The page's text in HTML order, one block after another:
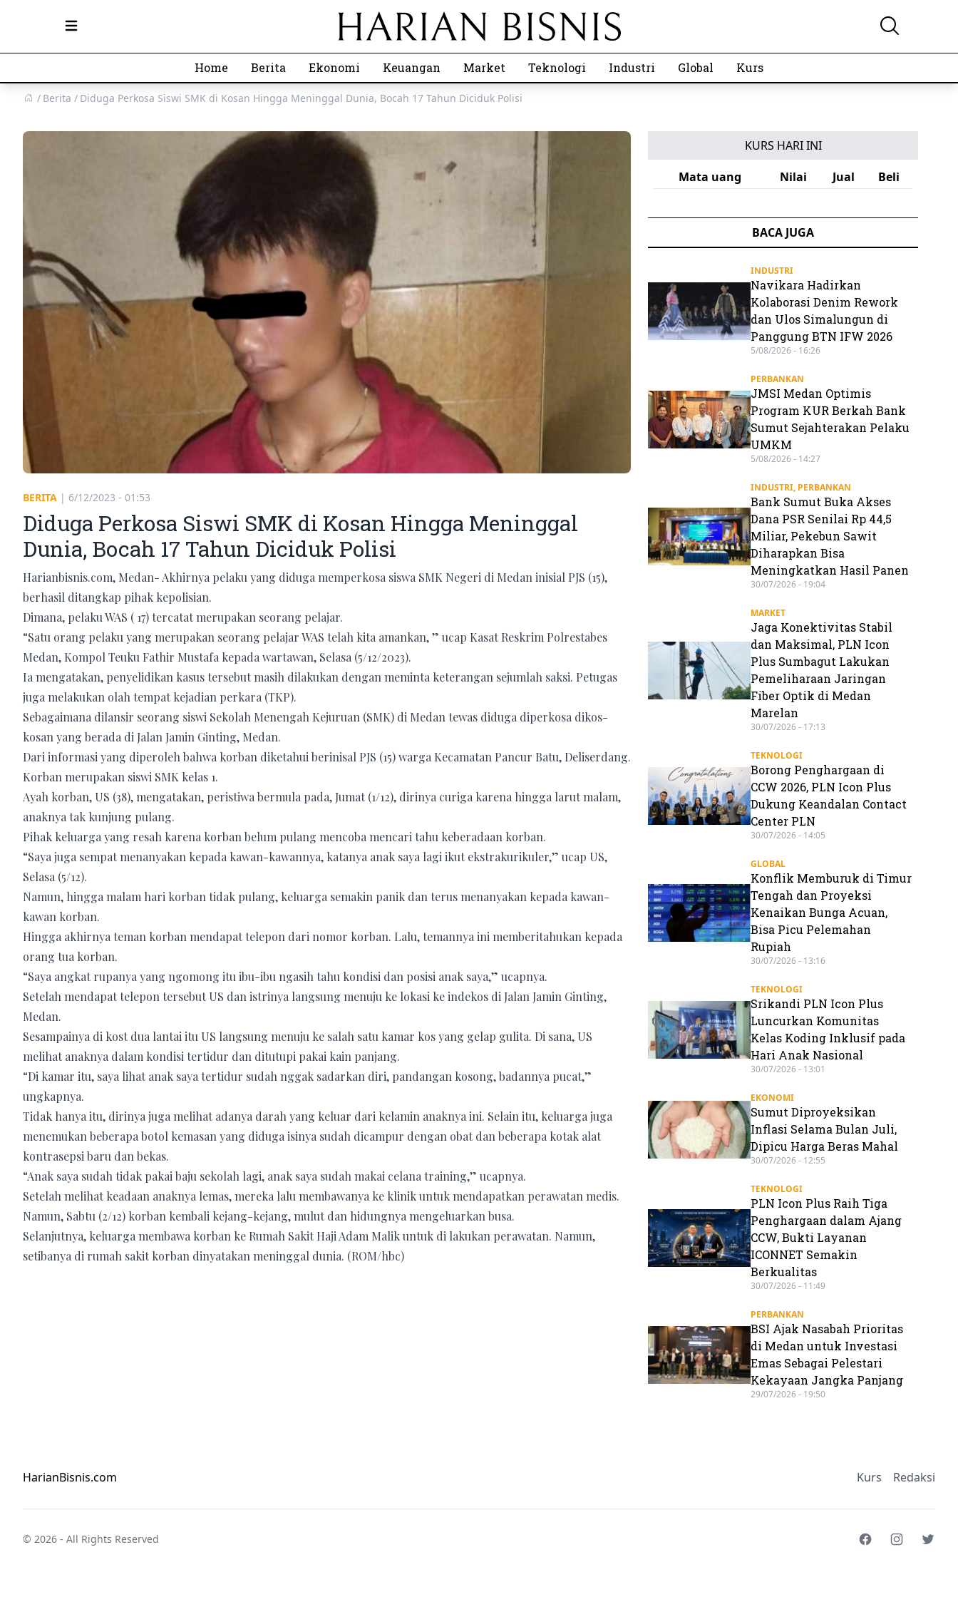
Open main menu
Home Berita Ekonomi Keuangan Market Teknologi Industri Global Kurs
Berita Diduga Perkosa Siswi SMK di Kosan Hingga Meninggal Dunia, Bocah 17 Tahun Diciduk Polisi
BERITA | 6/12/2023 - 01:53
Diduga Perkosa Siswi SMK di Kosan Hingga Meninggal
Dunia, Bocah 17 Tahun Diciduk Polisi
Harianbisnis.com, Medan- Akhirnya pelaku yang diduga memperkosa siswa SMK Negeri di Medan inisial PJS (15),
berhasil ditangkap pihak kepolisian.
Dimana, pelaku WAS ( 17) tercatat merupakan seorang pelajar.
“Satu orang pelaku yang merupakan seorang pelajar WAS telah kita amankan, ” ucap Kasat Reskrim Polrestabes
Medan, Kompol Teuku Fathir Mustafa kepada wartawan, Selasa (5/12/2023).
Ia mengatakan, penyelidikan kasus tersebut masih dilakukan dengan meminta keterangan sejumlah saksi. Petugas
juga melakukan olah tempat kejadian perkara (TKP).
Sebagaimana dilansir seorang siswi Sekolah Menengah Kejuruan (SMK) di Medan tewas diduga diperkosa dikos-
kosan yang berada di Jalan Jamin Ginting, Medan.
Dari informasi yang diperoleh bahwa korban diketahui berinisal PJS (15) warga Kecamatan Pancur Batu, Deliserdang.
Korban merupakan siswi SMK kelas 1.
Ayah korban, US (38), mengatakan, peristiwa bermula pada, Jumat (1/12), dirinya curiga karena hingga larut malam,
anaknya tak kunjung pulang.
Pihak keluarga yang resah karena korban belum pulang mencoba mencari tahu keberadaan korban.
“Saya juga sempat menanyakan kepada kawan-kawannya, katanya anak saya lagi ikut ekstrakurikuler,” ucap US,
Selasa (5/12).
Namun, hingga malam hari korban tidak pulang, keluarga semakin panik dan terus menanyakan kepada kawan-
kawan korban.
Hingga akhirnya teman korban mendapat telepon dari nomor korban. Lalu, temannya ini memberitahukan kepada
orang tua korban.
“Saya angkat rupanya yang ngomong itu ibu-ibu ngasih tahu kondisi dan posisi anak saya,” ucapnya.
Setelah mendapat telepon tersebut US dan istrinya langsung menuju ke lokasi ke indekos di Jalan Jamin Ginting,
Medan.
Sesampainya di kost dua lantai itu US langsung menuju ke salah satu kamar kos yang gelap gulita. Di sana, US
melihat anaknya dalam kondisi tertidur dan ditutupi pakai kain panjang.
“Di kamar itu, saya lihat anak saya tertidur sudah nggak sadarkan diri, pandangan kosong, badannya pucat,”
ungkapnya.
Tidak hanya itu, dirinya juga melihat adanya darah yang keluar dari kelamin anaknya ini. Selain itu, keluarga juga
menemukan beberapa botol kemasan yang diduga isinya sudah dicampur dengan obat dan beberapa kotak alat
kontrasepsi baru dan bekas.
“Anak saya sudah tidak pakai baju sekolah lagi, anak saya sudah makai celana training,” ucapnya.
Setelah melihat keadaan anaknya lemas, mereka lalu membawanya ke klinik untuk mendapatkan perawatan medis.
Namun, Sabtu (2/12) korban kembali kejang-kejang, mulut dan hidungnya mengeluarkan busa.
Selanjutnya, keluarga membawa korban ke Rumah Sakit Haji Adam Malik untuk di lakukan perawatan. Namun,
setibanya di rumah sakit korban dinyatakan meninggal dunia. (ROM/hbc)
KURS HARI INI
Mata uang
Nilai Jual Beli
BACA JUGA
INDUSTRI
Navikara Hadirkan
Kolaborasi Denim Rework
dan Ulos Simalungun di
Panggung BTN IFW 2026
5/08/2026 - 16:26
PERBANKAN
JMSI Medan Optimis
Program KUR Berkah Bank
Sumut Sejahterakan Pelaku
UMKM
5/08/2026 - 14:27
INDUSTRI, PERBANKAN
Bank Sumut Buka Akses
Dana PSR Senilai Rp 44,5
Miliar, Pekebun Sawit
Diharapkan Bisa
Meningkatkan Hasil Panen
30/07/2026 - 19:04
MARKET
Jaga Konektivitas Stabil
dan Maksimal, PLN Icon
Plus Sumbagut Lakukan
Pemeliharaan Jaringan
Fiber Optik di Medan
Marelan
30/07/2026 - 17:13
TEKNOLOGI
Borong Penghargaan di
CCW 2026, PLN Icon Plus
Dukung Keandalan Contact
Center PLN
30/07/2026 - 14:05
GLOBAL
Konflik Memburuk di Timur
Tengah dan Proyeksi
Kenaikan Bunga Acuan,
Bisa Picu Pelemahan
Rupiah
30/07/2026 - 13:16
TEKNOLOGI
Srikandi PLN Icon Plus
Luncurkan Komunitas
Kelas Koding Inklusif pada
Hari Anak Nasional
30/07/2026 - 13:01
EKONOMI
Sumut Diproyeksikan
Inflasi Selama Bulan Juli,
Dipicu Harga Beras Mahal
30/07/2026 - 12:55
TEKNOLOGI
PLN Icon Plus Raih Tiga
Penghargaan dalam Ajang
CCW, Bukti Layanan
ICONNET Semakin
Berkualitas
30/07/2026 - 11:49
PERBANKAN
BSI Ajak Nasabah Prioritas
di Medan untuk Investasi
Emas Sebagai Pelestari
Kekayaan Jangka Panjang
29/07/2026 - 19:50
HarianBisnis.com Kurs Redaksi
© 2026 - All Rights Reserved